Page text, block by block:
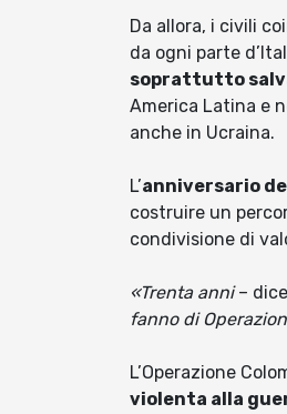
Da allora, i civili
da ogni parte
soprattutto
America Latina e
anche in Ucraina.
L’anniversario
costruire un
condivisione di
«Trenta anni– dice
fanno di
L’Operazione
violenta alla